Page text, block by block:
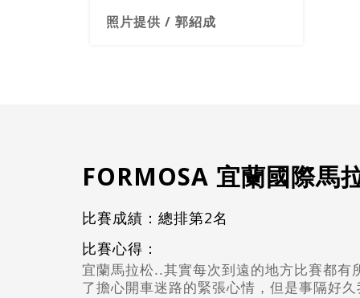
照片提供 / 郭紹成
FORMOSA 宜蘭國際馬
比賽成績：總排第2名
比賽心得：
宜蘭馬拉松..其實每次到遠的地方比賽都
了擔心開車迷路的緊張心情，但是事隔好